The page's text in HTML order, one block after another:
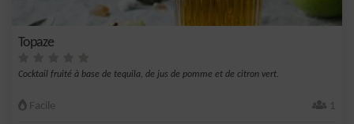
Topaze
Cocktail fruité à base de tequila, de jus de pomme et de citron vert.
Facile 1